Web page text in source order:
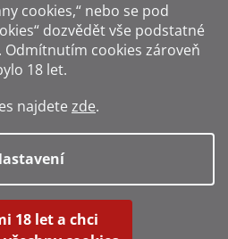
cookies,“ nebo se pod
dozvědět vše podstatné
cookies zároveň
18 let.
najdete zde.
18 let a chci
osobám mladším 18 let.
Shoptet